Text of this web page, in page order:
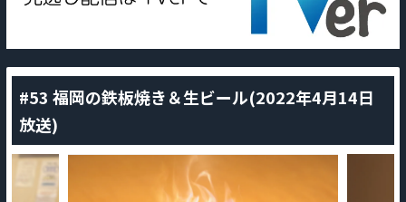
#53 福岡の鉄板焼き＆生ビール(2022年4月14日
放送)